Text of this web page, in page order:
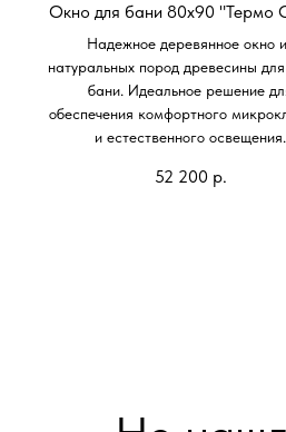
Окно для бани 80х90 "Термо
Надежное деревянное окно
натуральных пород древесины
бани. Идеальное решение
обеспечения комфортного
и естественного освещения.
52 200 р.